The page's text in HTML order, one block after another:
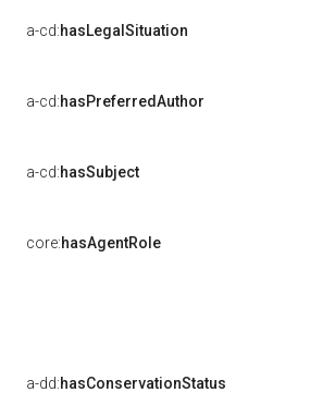
a-cd:hasLegalSituation
a-cd:hasPreferredAuthor
a-cd:hasSubject
core:hasAgentRole
a-dd:hasConservationStatus